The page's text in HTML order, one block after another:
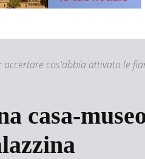
cos'abbia attivato le
casa-